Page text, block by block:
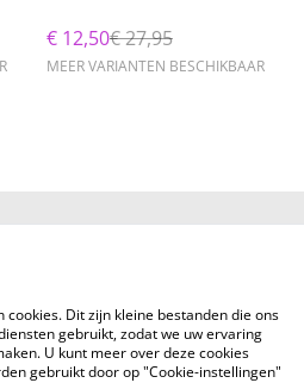
€ 12,50€ 27,95
MEER VARIANTEN BESCHIKBAAR
Cookiebeleid
Dit zijn kleine bestanden die ons
gebruikt, zodat we uw ervaring
U kunt meer over deze cookies
gebruikt door op "Cookie-instellingen"